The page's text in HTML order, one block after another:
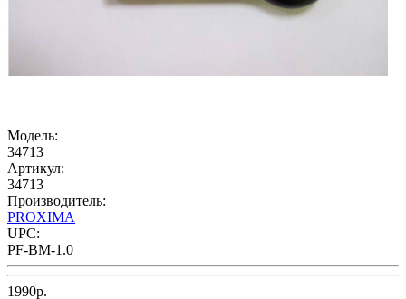
Модель:
34713
Артикул:
34713
Производитель:
PROXIMA
UPC:
PF-BM-1.0
1990р.